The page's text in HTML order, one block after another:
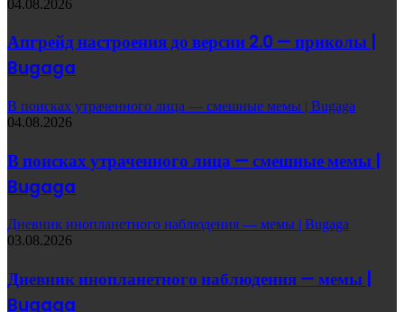
04.08.2026
Апгрейд настроения до версии 2.0 — приколы |
Bugaga
В поисках утраченного лица — смешные мемы | Bugaga
04.08.2026
В поисках утраченного лица — смешные мемы |
Bugaga
Дневник инопланетного наблюдения — мемы | Bugaga
03.08.2026
Дневник инопланетного наблюдения — мемы |
Bugaga